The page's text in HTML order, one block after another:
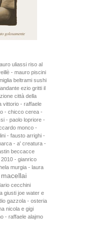
uliassi riso al
- mauro piscini
beltrami sushi
ezio gritti il
città della
vittorio - raffaele
- chicco cerea -
- paolo lopriore -
monco -
- fausto arrighi -
- a' creatura -
beccacce
- gianrico
murgia - laura
macellai
cecchini
giusti joe water e
gazzola - osteria
nicola e gigi
- raffaele alajmo